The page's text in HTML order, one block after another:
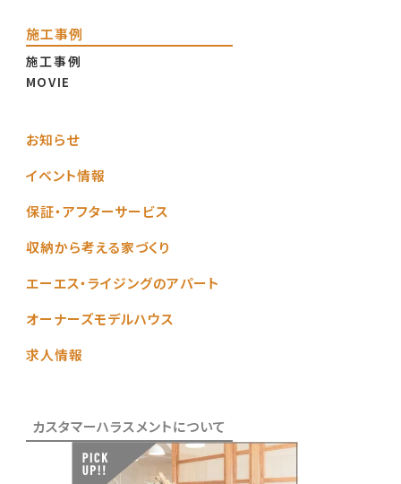
施工事例
施工事例
MOVIE
お知らせ
イベント情報
保証・アフターサービス
収納から考える家づくり
エーエス・ライジングのアパート
オーナーズモデルハウス
求人情報
カスタマーハラスメントについて